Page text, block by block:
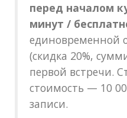
перед началом
минут /
единовременной
(скидка 20%,
первой встречи.
стоимость — 10
записи.